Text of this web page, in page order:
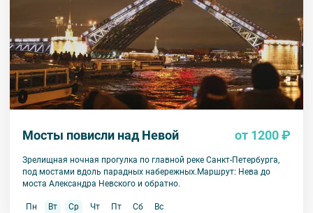
Мосты повисли над Невой от 1200 ₽
Зрелищная ночная прогулка по главной реке Санкт-Петербурга,
под мостами вдоль парадных набережных.Маршрут: Нева до
моста Александра Невского и обратно.
Пн Вт Ср Чт Пт Сб Вс